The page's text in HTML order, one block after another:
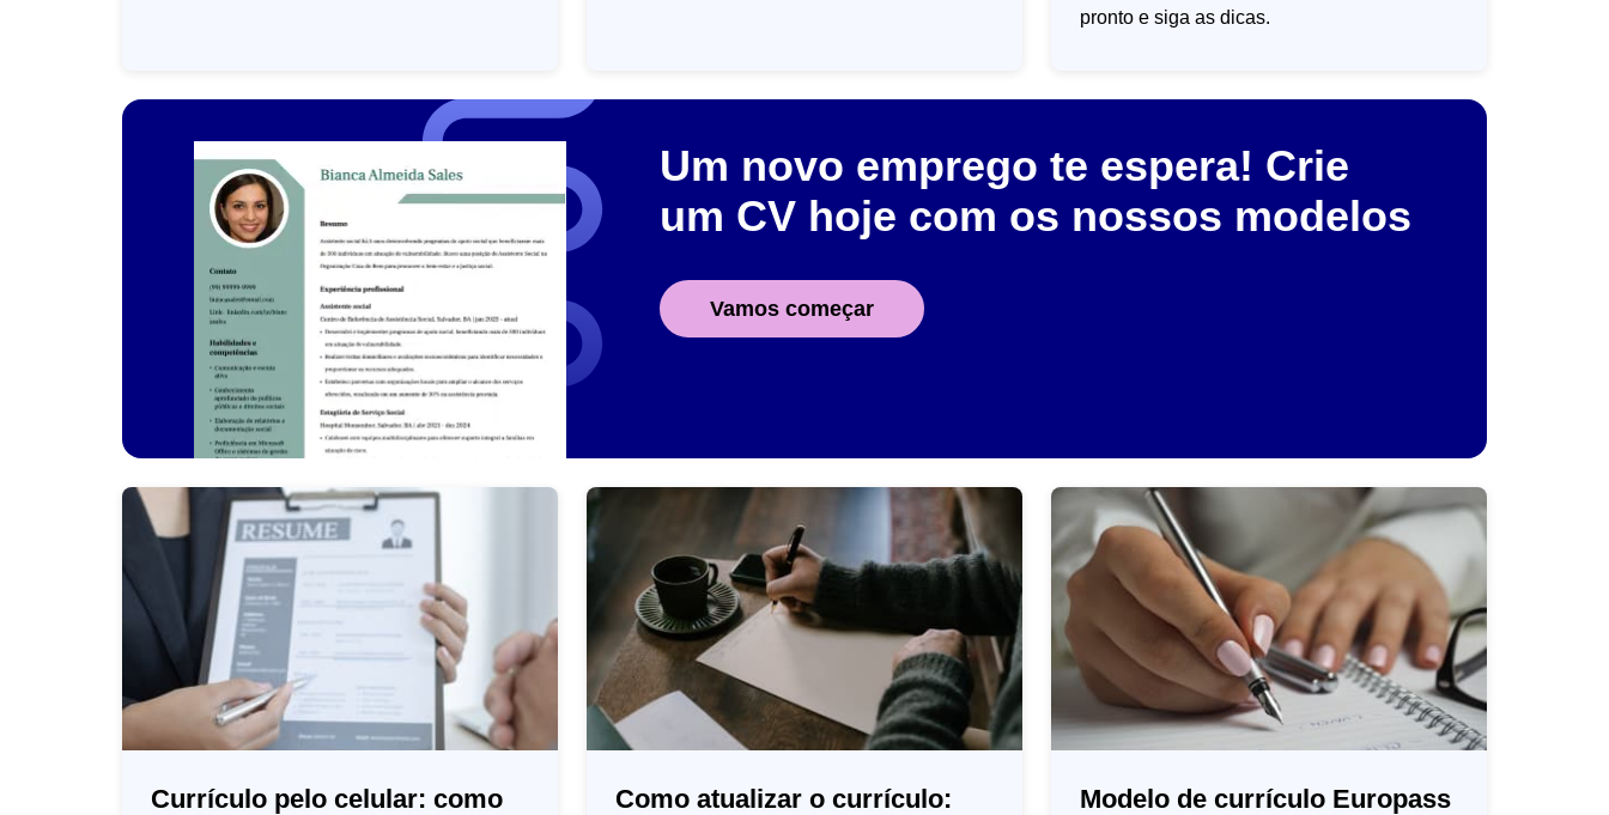
pronto e siga as dicas.
Um novo emprego te espera! Crie
um CV hoje com os nossos modelos
Vamos começar
Currículo pelo celular: como
Como atualizar o currículo:
Modelo de currículo Europass